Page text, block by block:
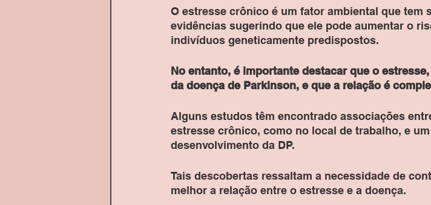
O estresse crônico é um fator ambiental que tem
evidências sugerindo que ele pode aumentar o
indivíduos geneticamente predispostos.
No entanto, é importante destacar que o
da doença de Parkinson, e que a relação é
Alguns estudos têm encontrado associações
estresse crônico, como no local de trabalho, e
desenvolvimento da DP.
Tais descobertas ressaltam a necessidade de
melhor a relação entre o estresse e a doença.